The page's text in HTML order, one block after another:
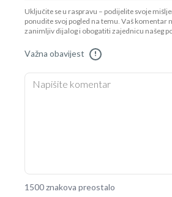
Uključite se u raspravu – podijelite svoje
ponudite svoj pogled na temu. Vaš komentar
zanimljiv dijalog i obogatiti zajednicu našeg
Važna obavijest !
1500 znakova preostalo